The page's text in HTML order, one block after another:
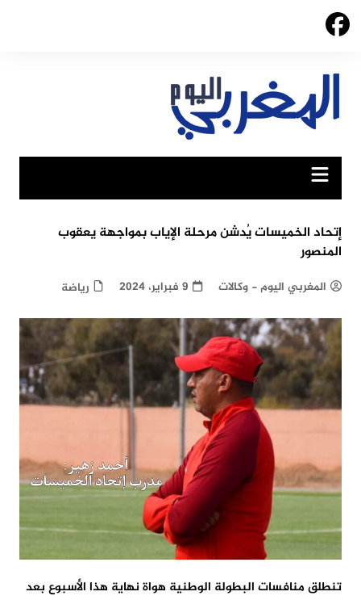
Skip
إتحاد الخميسات يُدشن مرحلة الإياب بمواجهة يعقوب
المنصور
المغربي اليوم - وكالات 9 فبراير، 2024 رياضة
تنطلق منافسات البطولة الوطنية هواة نهاية هذا الأسبوع بعد